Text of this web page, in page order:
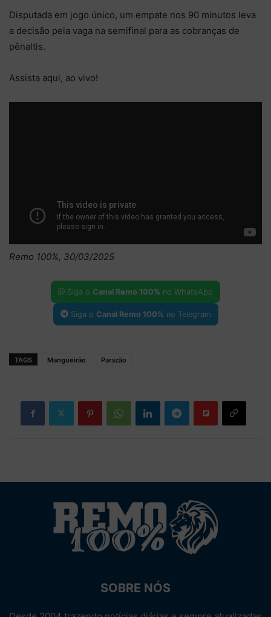
Disputada em jogo único, um empate nos 90 minutos leva
a decisão pela vaga na semifinal para as cobranças de
pênaltis.
Assista aqui, ao vivo!
Remo 100%, 30/03/2025
Siga o Canal Remo 100% no WhatsApp
Siga o Canal Remo 100% no Telegram
TAGS Mangueirão Parazão
SOBRE NÓS